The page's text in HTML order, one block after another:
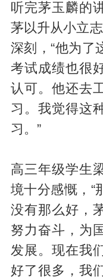
听完茅玉麟的
茅以升从小立
深刻，“他为了
考试成绩也很
认可。他还去
习。我觉得这
习。”
高三年级学生
境十分感慨，“
没有那么好，
努力奋斗，为
发展。现在我
好了很多，我